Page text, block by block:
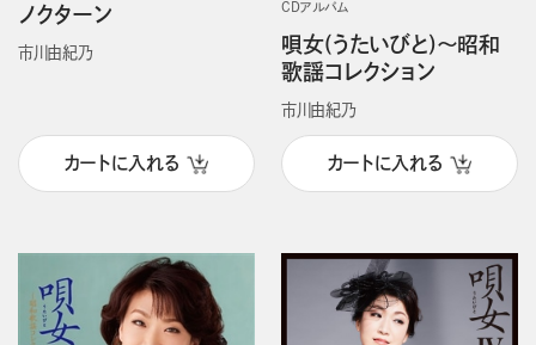
ノクターン
市川由紀乃
カートに入れる
CDアルバム
唄女(うたいびと)～昭和
歌謡コレクション
市川由紀乃
カートに入れる